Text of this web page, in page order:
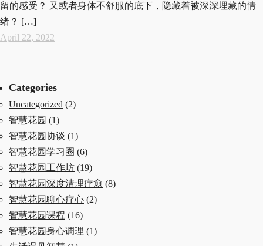
留的感受？ 又或者身体不舒服的底下，隐藏着被深深埋藏的情
绪？ […]
April 22, 2022
Categories
Uncategorized (2)
智慧花园 (1)
智慧花园协谈 (1)
智慧花园学习圈 (6)
智慧花园工作坊 (19)
智慧花园深度清理疗愈 (8)
智慧花园聊心疗心 (2)
智慧花园课程 (16)
智慧花园身心调理 (1)